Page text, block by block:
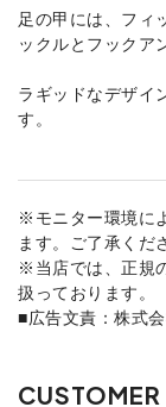
足の甲には、フィ
ックルとフックア
ラギッドなデザイ
す。
※モニター環境に
ます。ご了承くだ
※当店では、正規
扱っております。
■広告文責：株式